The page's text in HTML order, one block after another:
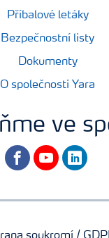
Příbalové letáky
Bezpečnostní listy
Dokumenty
O společnosti Yara
ve
facebookyoutubelinkedin